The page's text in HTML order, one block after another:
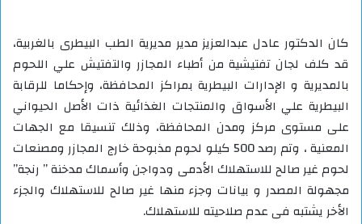
كان الدكتور عادل عبدالعزيز مدير مديرية الطب البيطرى بالغربية،
قد كلف لجان تفتيشية من أطباء المجازر والتفتيش علي اللحوم
بالمديرية و الإدارات البيطرية بمراكز المحافظة، وإحكاما للرقابة
البيطرية علي الأسواق والمنتجات الغذائية ذات الأصل الحيواني
على مستوى مركز ومدن المحافظة، وذلك تنسيقا مع الجهات
المعنية ، وتم رصد 500 كيلو لحوم مذبوحة خارج المجازر ومصنعات
لحوم غير صالح للاستهلاك الأدمى ودواجن وأسماك مدخنة ” رنجة”
مجهولة المصدر و بيانات وجزء منها غير صالح للاستهلاك والجزء
الأخر يشتبه فى عدم صلاحيته للاستهلاك.